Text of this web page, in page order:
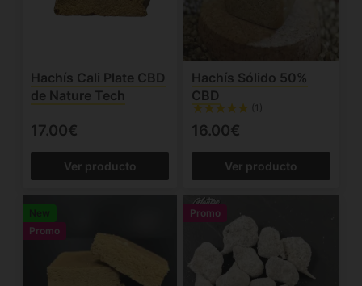
Hachís Cali Plate CBD
de Nature Tech
17.00€
Ver producto
Hachís Sólido 50%
CBD
(1)
16.00€
Ver producto
New
Promo
Promo